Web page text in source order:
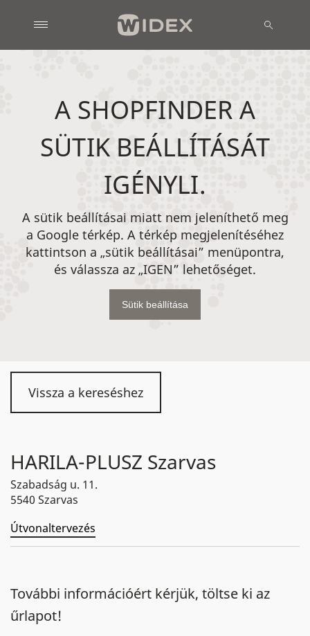
Vissza a kereséshez
HARILA-PLUSZ Szarvas
Szabadság u. 11.
5540 Szarvas
Útvonaltervezés
További információért kérjük, töltse ki az
űrlapot!
A SHOPFINDER A
SÜTIK BEÁLLÍTÁSÁT
IGÉNYLI.
A sütik beállításai miatt nem jeleníthető meg
a Google térkép. A térkép megjelenítéséhez
kattintson a „sütik beállításai” menüpontra,
és válassza az „IGEN” lehetőséget.
Sütik beállítása